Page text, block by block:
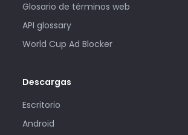
Glosario de términos web
API glossary
World Cup Ad Blocker
Descargas
Escritorio
Android